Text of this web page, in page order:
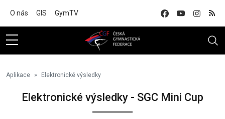
O nás GIS GymTV
Aplikace Elektronické výsledky
Elektronické výsledky - SGC Mini Cup